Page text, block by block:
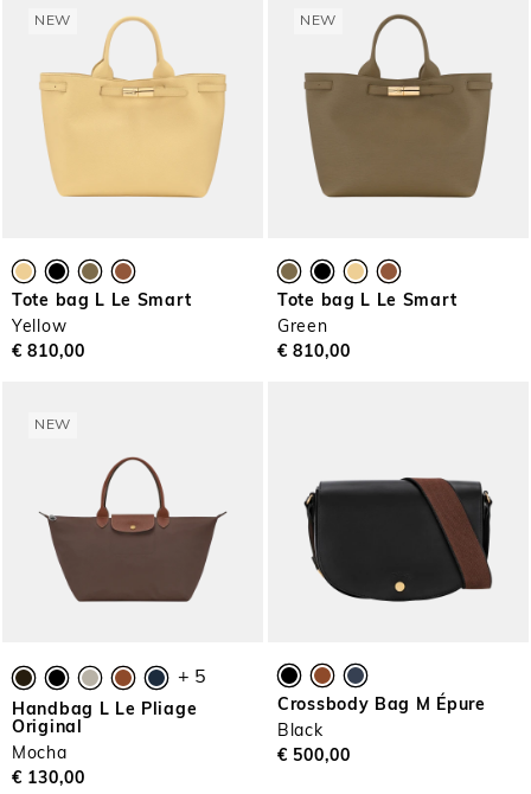
NEW
Tote bag L Le Smart
Yellow
€ 810,00
NEW
Tote bag L Le Smart
Green
€ 810,00
NEW
+ 5
Handbag L Le Pliage
Original
Mocha
€ 130,00
Crossbody Bag M Épure
Black
€ 500,00